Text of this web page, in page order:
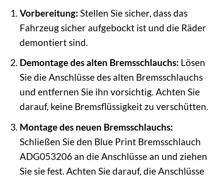
Vorbereitung: Stellen Sie sicher, dass das
Fahrzeug sicher aufgebockt ist und die Räder
demontiert sind.
Demontage des alten Bremsschlauchs: Lösen
Sie die Anschlüsse des alten Bremsschlauchs
und entfernen Sie ihn vorsichtig. Achten Sie
darauf, keine Bremsflüssigkeit zu verschütten.
Montage des neuen Bremsschlauchs:
Schließen Sie den Blue Print Bremsschlauch
ADG053206 an die Anschlüsse an und ziehen
Sie sie fest. Achten Sie darauf, die Anschlüsse